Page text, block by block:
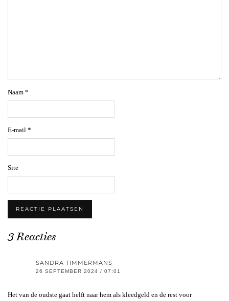
Naam *
E-mail *
Site
3 Reacties
SANDRA TIMMERMANS
26 SEPTEMBER 2024 / 07:01
Het van de oudste gaat helft naar hem als kleedgeld en de rest voor